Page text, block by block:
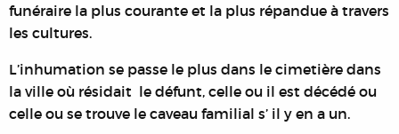
funéraire la plus courante et la plus répandue à travers
les cultures.
L’inhumation se passe le plus dans le cimetière dans
la ville où résidait le défunt, celle ou il est décédé ou
celle ou se trouve le caveau familial s’ il y en a un.